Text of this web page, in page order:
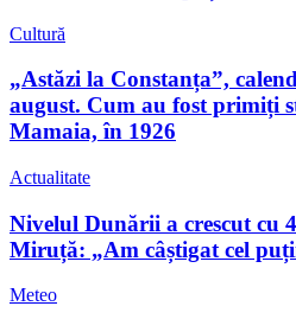
Cultură
„Astăzi la Constanța”,
august. Cum au fost primiți
Mamaia, în 1926
Actualitate
Nivelul Dunării a crescut cu
Miruță: „Am câștigat cel
Meteo